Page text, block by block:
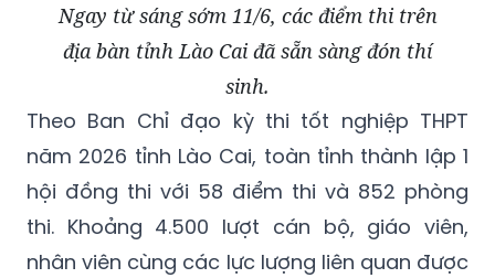
Ngay từ sáng sớm 11/6, các điểm thi trên
địa bàn tỉnh Lào Cai đã sẵn sàng đón thí
sinh.
Theo Ban Chỉ đạo kỳ thi tốt nghiệp THPT
năm 2026 tỉnh Lào Cai, toàn tỉnh thành lập 1
hội đồng thi với 58 điểm thi và 852 phòng
thi. Khoảng 4.500 lượt cán bộ, giáo viên,
nhân viên cùng các lực lượng liên quan được